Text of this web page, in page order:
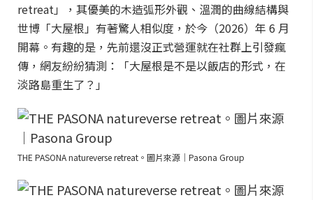
retreat」，其優美的木造弧形外觀、溫潤的曲線結構與
世博「大屋根」有著驚人相似度，於今（2026）年 6 月
開幕。有趣的是，先前還沒正式營運就在社群上引發瘋
傳，網友紛紛猜測：「大屋根是不是以飯店的形式，在
淡路島重生了？」
THE PASONA natureverse retreat。圖片來源｜Pasona Group